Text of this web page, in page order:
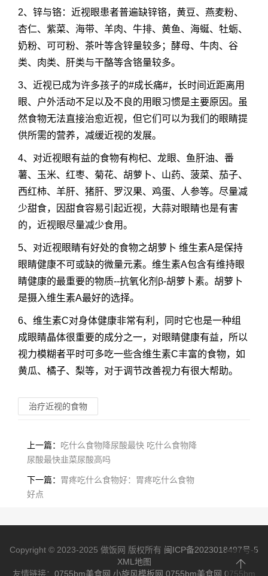
2、锌与铬：近视眼患者普遍缺锌铬，黄豆、燕麦粉、
杏仁、紫菜、海带、羊肉、牛排、黄鱼、海蜒、牡蛎、
奶粉、可可粉、茶叶等含锌量较多；酵母、牛肉、谷
类、肉类、肝类与干酪等含铬量较多。
3、近视已成为许多孩子的#成长痛#，长时间近距离用
眼、户外活动不足以及不良的用眼习惯是主要原因。虽
然食物无法直接治愈近视，但它们可以为我们的眼睛提
供所需的营养，减缓近视的发展。
4、对近视眼有益的食物有枸杞、龙眼、鱼肝油、番
薯、玉米、红枣、菊花、胡萝卜、山药、菠菜、茄子、
西红柿、羊肝、猪肝、罗汉果、鸡蛋、人参等。尽量减
少甜食，因甜食容易引起近视，大蒜对眼睛也是有害
的，近视眼尽量减少食用。
5、对近视眼睛有好处的食物之胡萝卜 维生素A是保持
眼睛健康不可或缺的微量元素。维生素A包含有维持眼
睛健康的最重要的物质--抗氧化剂β-胡萝卜素。胡萝卜
是摄入维生素A最好的选择。
6、维生素C对身体健康非常有利，同时它也是一种组
成眼睛晶体很重要的成分之一，对眼睛健康有益，所以
视力模糊者平时可多吃一些含维生素C丰富的食物，如
黄瓜、橘子、梨等，对于调节改善视力有很大帮助。
治疗近视的食物
上一篇： 吃什么食物降尿酸最快 吃什么食物降
尿酸最快韭菜尿酸高吗
下一篇： 胃疼吃什么食物好：胃疼吃什么食物
好点
Copyright © 2023-2025 做饭网 版权所有 闽ICP备2023018497号-5
XML地图
友情链接： 0755bm美食网 小旋风模板网 0755bm美食网 0755bm